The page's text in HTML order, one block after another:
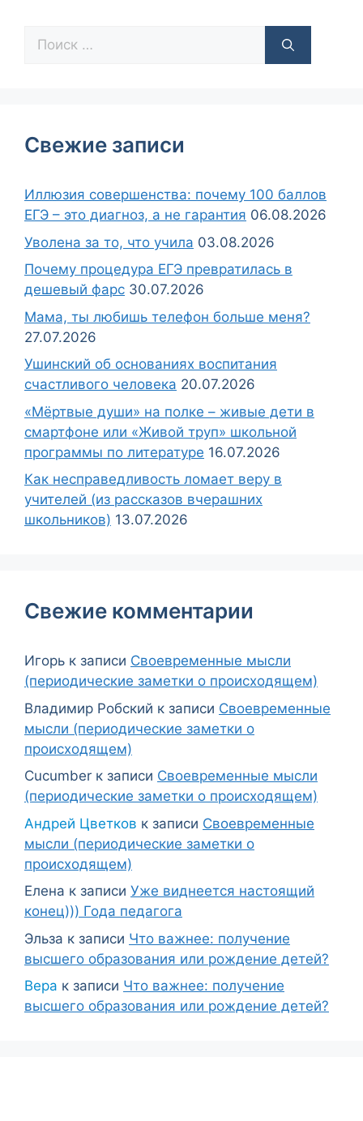
Свежие записи
Иллюзия совершенства: почему 100 баллов
ЕГЭ – это диагноз, а не гарантия 06.08.2026
Уволена за то, что учила 03.08.2026
Почему процедура ЕГЭ превратилась в
дешевый фарс 30.07.2026
Мама, ты любишь телефон больше меня?
27.07.2026
Ушинский об основаниях воспитания
счастливого человека 20.07.2026
«Мёртвые души» на полке – живые дети в
смартфоне или «Живой труп» школьной
программы по литературе 16.07.2026
Как несправедливость ломает веру в
учителей (из рассказов вчерашних
школьников) 13.07.2026
Свежие комментарии
Игорь к записи Своевременные мысли
(периодические заметки о происходящем)
Владимир Робский к записи Своевременные
мысли (периодические заметки о
происходящем)
Cucumber к записи Своевременные мысли
(периодические заметки о происходящем)
Андрей Цветков к записи Своевременные
мысли (периодические заметки о
происходящем)
Елена к записи Уже виднеется настоящий
конец))) Года педагога
Эльза к записи Что важнее: получение
высшего образования или рождение детей?
Вера к записи Что важнее: получение
высшего образования или рождение детей?